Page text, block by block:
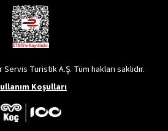
Turistik A.Ş. Tüm hakları saklıdır.
Koşulları